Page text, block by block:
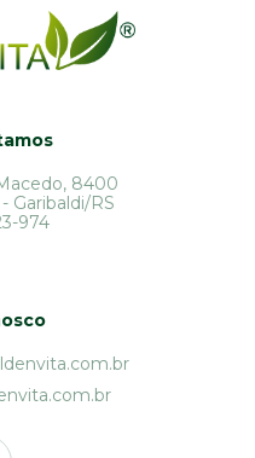
8400
Garibaldi/RS
974